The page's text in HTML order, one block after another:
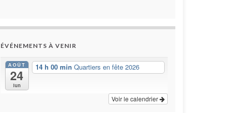
ÉVÉNEMENTS À VENIR
AOÛT
24
lun
14 h 00 min Quartiers en fête 2026
Voir le calendrier